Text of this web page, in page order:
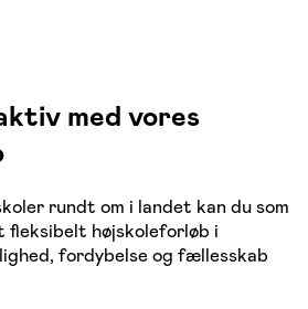
med vores
rundt om i landet kan du som
højskoleforløb i
fordybelse og fællesskab